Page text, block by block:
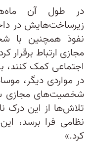
در طول آن
زیرساخت‌هایش در
نفوذ همچنین با
مجازی ارتباط برقرار
اجتماعی کمک کنند،
در مواردی دیگر،
شخصیت‌های مجازی
تلاش‌ها از این درک
نظامی فرا برسد،
کرد.»